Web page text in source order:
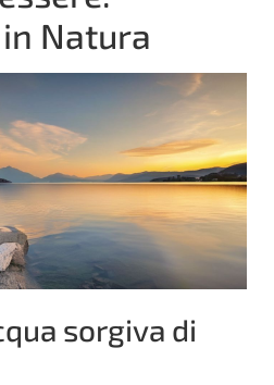
Natura
sorgiva di